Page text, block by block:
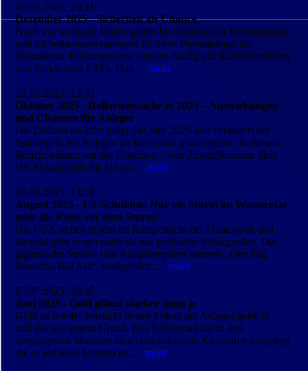
06.02.2026, 10:31
Dezember 2025 - Sicherheit als Chance
Noch vor wenigen Jahren galten Investitionen in Verteidigungs-
und Sicherheitsunternehmen für viele Privatanleger als
Tabuthema. Rüstungswerte standen häufig auf Ausschlusslisten
von Fonds oder ETFs. Das...mehr
28.10.2025, 13:32
Oktober 2025 - Dollarschwäche in 2025 – Auswirkungen
und Chancen für Anleger
Die Dollarschwäche prägt das Jahr 2025 und verändert die
Spielregeln für Anleger im Euroraum grundlegend. In diesem
Bericht ordnen wir die Ursachen – von Zinsdifferenzen über
US-Fiskalpolitik bis hin zu...mehr
19.08.2025, 13:28
August 2025 - US-Schulden: Nur ein Sturm im Wasserglas
oder die Ruhe vor dem Sturm?
Die USA stehen erneut im Rampenlicht der Finanzwelt und
diesmal geht es um mehr als nur politische Schlagzeilen. Das
gigantische Steuer- und Ausgabenpaket namens „One Big
Beautiful Bill Act“, maßgeblich...mehr
07.07.2025, 10:35
Juni 2025 - Gold glänzt stärker denn je
Gold ist wieder verstärkt in den Fokus der Anleger gerückt –
und das aus gutem Grund. Das Edelmetall hat in den
vergangenen Monaten eine eindrucksvolle Kursrallye hingelegt,
die es auf neue historische...mehr